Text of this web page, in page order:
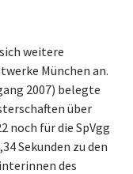
weitere
München an.
2007) belegte
über
noch für die SpVgg
Sekunden zu den
des